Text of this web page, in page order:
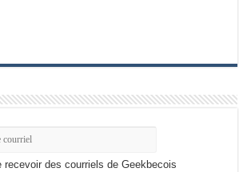
recevoir des courriels de Geekbecois